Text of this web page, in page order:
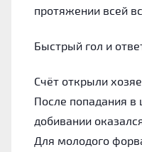
протяжении всей
Быстрый гол и
Счёт открыли
После попадания
добивании
Для молодого